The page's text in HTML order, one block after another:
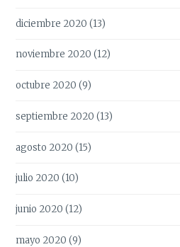
diciembre 2020 (13)
noviembre 2020 (12)
octubre 2020 (9)
septiembre 2020 (13)
agosto 2020 (15)
julio 2020 (10)
junio 2020 (12)
mayo 2020 (9)